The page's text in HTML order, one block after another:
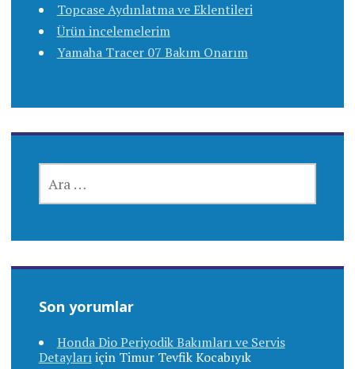
Topcase Aydınlatma ve Eklentileri
Ürün incelemelerim
Yamaha Tracer 07 Bakım Onarım
Son yorumlar
Honda Dio Periyodik Bakımları ve Servis
Detaylarıiçin Timur Tevfik Kocabıyık